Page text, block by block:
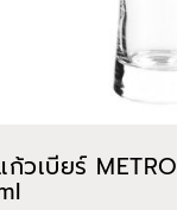
ก้วเบียร์